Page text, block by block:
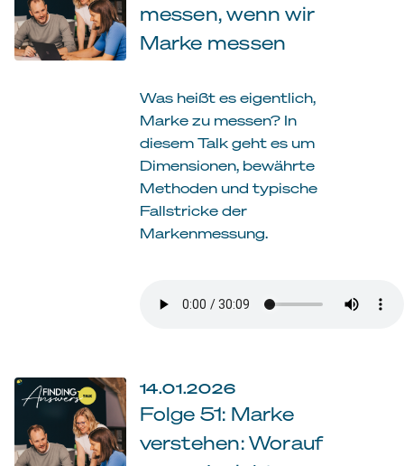
messen, wenn wir
Marke messen
Was heißt es eigentlich,
Marke zu messen? In
diesem Talk geht es um
Dimensionen, bewährte
Methoden und typische
Fallstricke der
Markenmessung.
14.01.2026
Folge 51: Marke
verstehen: Worauf